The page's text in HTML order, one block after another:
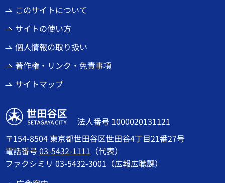
このサイトについて
サイトの使い方
個人情報の取り扱い
著作権・リンク・免責事項
サイトマップ
世田谷区
法人番号 1000020131121
〒154-8504 東京都世田谷区世田谷4丁目21番27号
電話番号03-5432-1111 （代表）
ファクシミリ 03-5432-3001（広報広聴課）